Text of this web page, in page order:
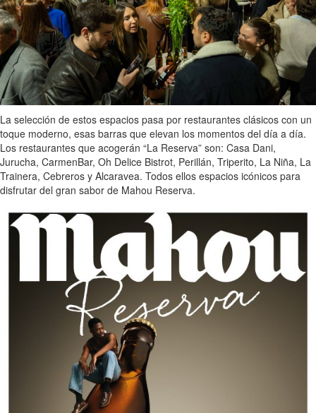
La selección de estos espacios pasa por restaurantes clásicos con un
toque moderno, esas barras que elevan los momentos del día a día.
Los restaurantes que acogerán “La Reserva” son: Casa Dani,
Jurucha, CarmenBar, Oh Delice Bistrot, Perillán, Triperito, La Niña, La
Trainera, Cebreros y Alcaravea. Todos ellos espacios icónicos para
disfrutar del gran sabor de Mahou Reserva.